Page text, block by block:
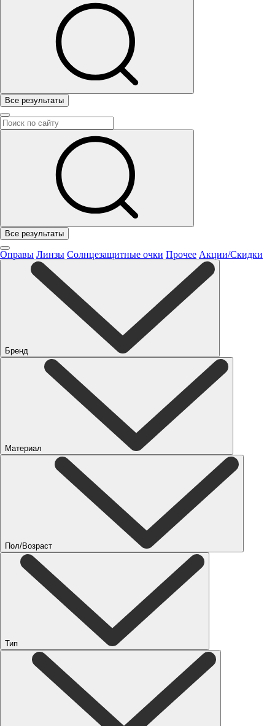
Все результаты
Все результаты
Оправы Линзы Солнцезащитные очки Прочее Акции/Скидки
Бренд
Материал
Пол/Возраст
Тип